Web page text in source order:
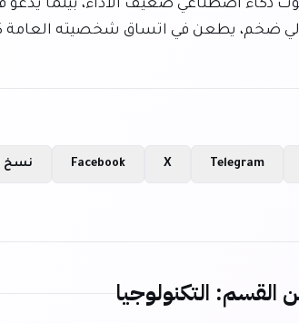
ضخم، يطعن في اتساق شخصيته العامة
Telegram
X
Facebook نسخ
القسم: التكنولوجيا